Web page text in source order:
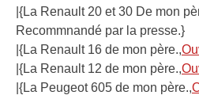
|{La Renault 20 et 30 De mon
Recommnandé par la presse.}
|{La Renault 16 de mon père.,
|{La Renault 12 de mon père.,
|{La Peugeot 605 de mon père.,